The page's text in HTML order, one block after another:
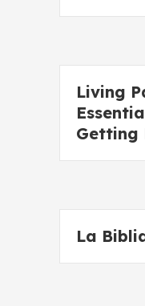
Living
Getting
La